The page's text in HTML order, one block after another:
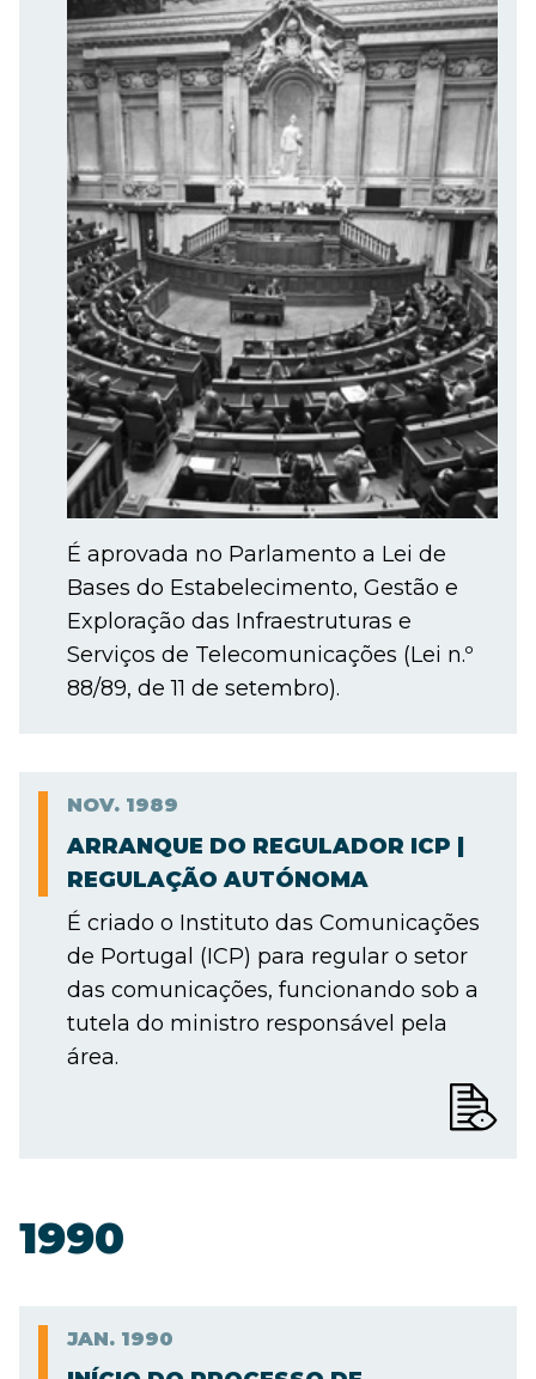
É aprovada no Parlamento a Lei de
Bases do Estabelecimento, Gestão e
Exploração das Infraestruturas e
Serviços de Telecomunicações (Lei n.º
88/89, de 11 de setembro).
NOV. 1989
ARRANQUE DO REGULADOR ICP |
REGULAÇÃO AUTÓNOMA
É criado o Instituto das Comunicações
de Portugal (ICP) para regular o setor
das comunicações, funcionando sob a
tutela do ministro responsável pela
área.
1990
JAN. 1990